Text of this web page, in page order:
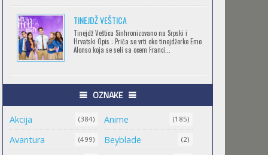
TORADORA
Feb 11 2023 |Gledaj »
TRIGUN STAMPEDE
Feb 11 2023 |Gledaj »
ORIENT
TINEJDŽ VEŠTICA
Tinejdž Veštica Sinhronizovano na Srpski i
Hrvatski Opis : Priča se vrti oko tinejdžerke Eme
Alonso koja se seli sa ocem Franci...
OZNAKE
Akcija (384) Anime (185)
Avantura (499) Beyblade (2)